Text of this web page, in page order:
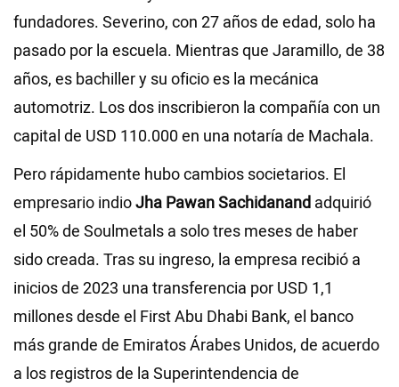
fundadores. Severino, con 27 años de edad, solo ha
pasado por la escuela. Mientras que Jaramillo, de 38
años, es bachiller y su oficio es la mecánica
automotriz. Los dos inscribieron la compañía con un
capital de USD 110.000 en una notaría de Machala.
Pero rápidamente hubo cambios societarios. El
empresario indioJha Pawan Sachidanand adquirió
el 50% de Soulmetals a solo tres meses de haber
sido creada. Tras su ingreso, la empresa recibió a
inicios de 2023 una transferencia por USD 1,1
millones desde el First Abu Dhabi Bank, el banco
más grande de Emiratos Árabes Unidos, de acuerdo
a los registros de la Superintendencia de